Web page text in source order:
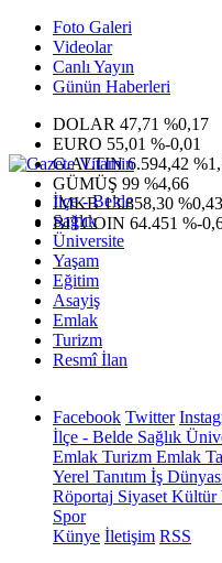
Foto Galeri
Videolar
Canlı Yayın
Günün Haberleri
DOLAR 47,71 %0,17
EURO 55,01 %-0,01
G.ALTIN6.594,42
GÜMÜŞ 99 %4,66
IMKB13.858,30 %0,43
BITCOIN 64.451 %-
İlçe - Belde
Sağlık
Üniversite
Yaşam
Eğitim
Asayiş
Emlak
Turizm
Resmî İlan
Facebook Twitter
İlçe - Belde Sağlık
Emlak Turizm Emlak
Yerel Tanıtım İş
Röportaj Siyaset Kültür
Spor
Künye İletişim RSS